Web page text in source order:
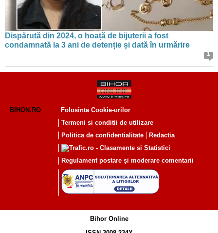
Dispărută din 2024, o hoață de bijuterii a fost
condamnată la 3 ani de detenție și dată în urmărire
1
BIHON.RO
Folosinta Cookie-urilor
Termeni si conditii de utilizare
Politica de confidentialitate
Redactia
Regulament postare și moderare comentarii
Bihor Online